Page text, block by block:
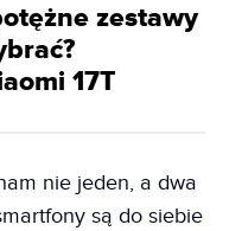
zestawy
17T
nie jeden, a dwa
są do siebie